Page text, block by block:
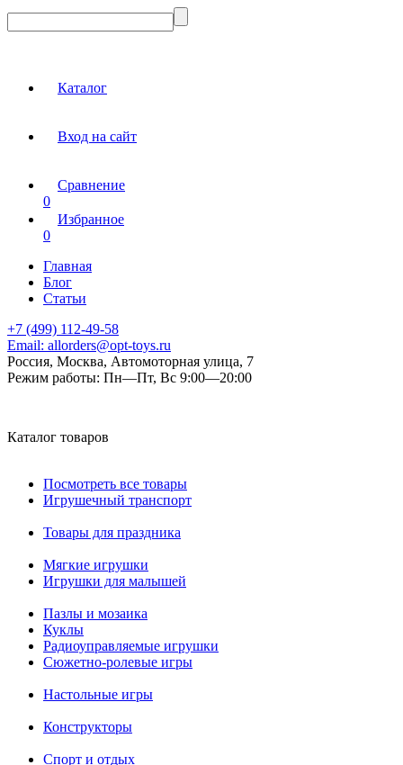
Каталог
Вход на сайт
Сравнение
0
Избранное
0
Главная
Блог
Статьи
+7 (499) 112-49-58
Email: allorders@opt-toys.ru
Россия, Москва, Автомоторная улица, 7
Режим работы: Пн—Пт, Вс 9:00—20:00
Каталог товаров
Посмотреть все товары
Игрушечный транспорт
Товары для праздника
Мягкие игрушки
Игрушки для малышей
Пазлы и мозаика
Куклы
Радиоуправляемые игрушки
Сюжетно-ролевые игры
Настольные игры
Конструкторы
Спорт и отдых